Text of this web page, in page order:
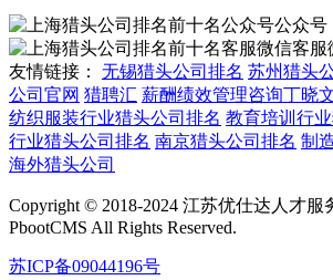
公众号
客服
友情链接： 无锡猎头公司排名 苏州猎头
公司官网 猎聘汇 薪酬绩效管理咨询丁晓
纺织服装行业猎头公司排名 教育培训行
行业猎头公司排名 南京猎头公司排名 制
海外猎头公司
Copyright © 2018-2024 江苏优仕达人才服
PbootCMS All Rights Reserved.
苏ICP备09044196号